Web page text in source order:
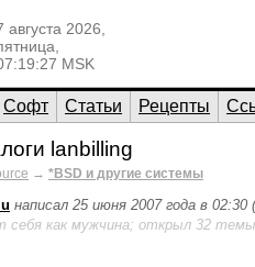
августа 2026,
MSK
Софт Статьи Рецепты
lanbilling
→ *BSD и другие системы
написал 25 июня 2007 года в
себя как мужчина; открыл 32